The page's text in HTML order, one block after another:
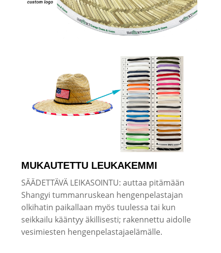
MUKAUTETTU LEUKAKEMMI
SÄÄDETTÄVÄ LEIKASOINTU: auttaa pitämään
Shangyi tummanruskean hengenpelastajan
olkihatin paikallaan myös tuulessa tai kun
seikkailu kääntyy äkillisesti; rakennettu aidolle
vesimiesten hengenpelastajaelämälle.